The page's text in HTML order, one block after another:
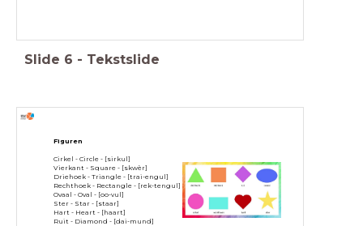
Slide 6 - Tekstslide
Figuren
Cirkel - Circle - [sirkul]
Vierkant - Square - [skwèr]
Driehoek - Triangle - [trai-engul]
Rechthoek - Rectangle - [rek-tengul]
Ovaal - Oval - [oo-vul]
Ster - Star - [staar]
Hart - Heart - [haart]
Ruit - Diamond - [dai-mund]